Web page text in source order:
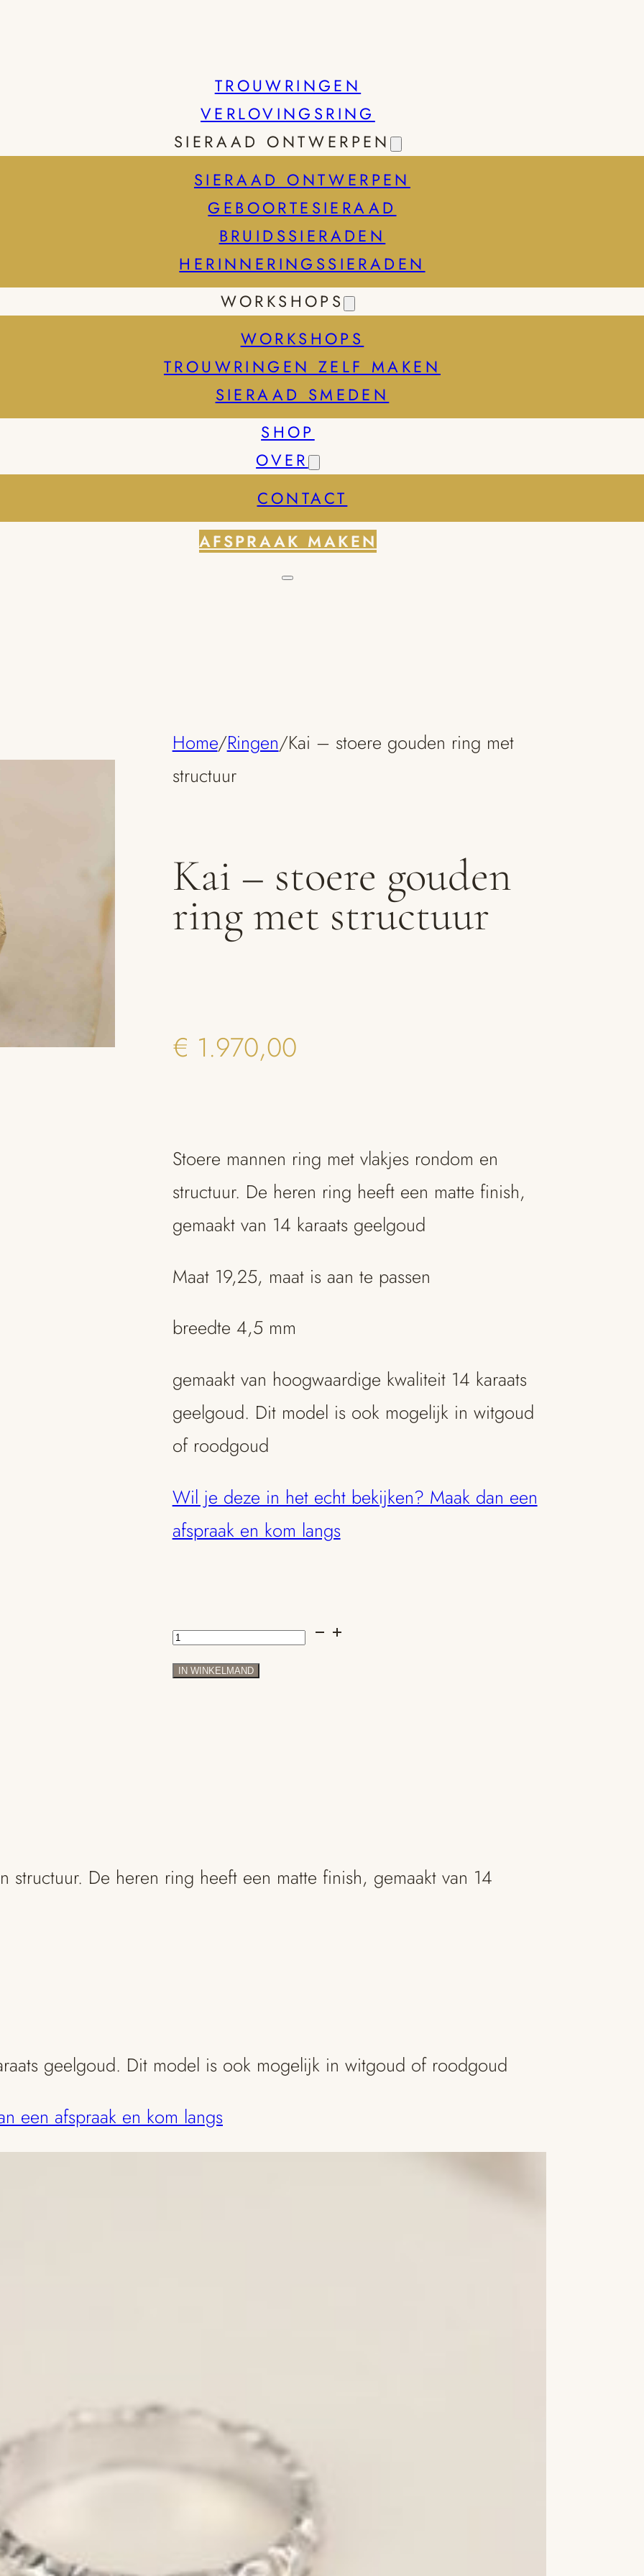
TROUWRINGEN
VERLOVINGSRING
SIERAAD ONTWERPEN
SIERAAD ONTWERPEN
GEBOORTESIERAAD
BRUIDSSIERADEN
HERINNERINGSSIERADEN
WORKSHOPS
WORKSHOPS
TROUWRINGEN ZELF MAKEN
SIERAAD SMEDEN
SHOP
OVER
CONTACT
AFSPRAAK MAKEN
Home/Ringen/Kai – stoere gouden ring met
structuur
Kai – stoere gouden
ring met structuur
€ 1.970,00
Stoere mannen ring met vlakjes rondom en
structuur. De heren ring heeft een matte finish,
gemaakt van 14 karaats geelgoud
Maat 19,25, maat is aan te passen
breedte 4,5 mm
gemaakt van hoogwaardige kwaliteit 14 karaats
geelgoud. Dit model is ook mogelijk in witgoud
of roodgoud
Wil je deze in het echt bekijken? Maak dan een
afspraak en kom langs
Kai
-
aantal
IN WINKELMAND
structuur. De heren ring heeft een matte finish, gemaakt van 14
geelgoud. Dit model is ook mogelijk in witgoud of roodgoud
een afspraak en kom langs